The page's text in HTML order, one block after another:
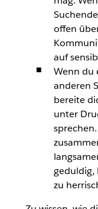
offen
auf
Wenn du
anderen
bereite
unter
geduldig,
zu